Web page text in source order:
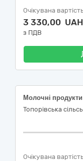
Очікувана
3 330,00 UAH
з ПДВ
Молочні продукти
Топорівська
Очікувана